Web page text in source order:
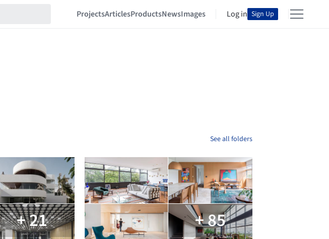
ProjectsArticlesProductsNewsImages Log in Sign Up
See all folders
+ 21 + 85